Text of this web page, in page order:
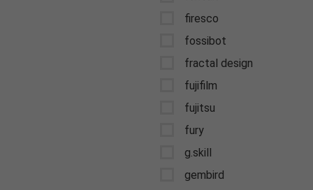
firesco
fossibot
fractal design
fujifilm
fujitsu
fury
g.skill
gembird